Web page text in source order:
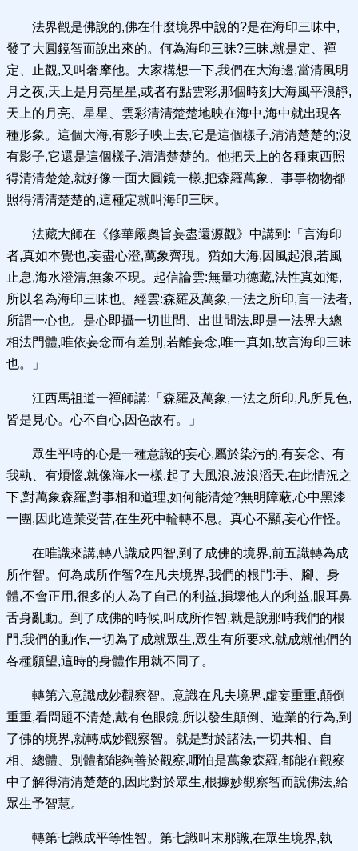
法界觀是佛說的,佛在什麼境界中說的?是在海印三昧中,
發了大圓鏡智而說出來的。何為海印三昧?三昧,就是定、禪
定、止觀,又叫奢摩他。大家構想一下,我們在大海邊,當清風明
月之夜,天上是月亮星星,或者有點雲彩,那個時刻大海風平浪靜,
天上的月亮、星星、雲彩清清楚楚地映在海中,海中就出現各
種形象。這個大海,有影子映上去,它是這個樣子,清清楚楚的;沒
有影子,它還是這個樣子,清清楚楚的。他把天上的各種東西照
得清清楚楚,就好像一面大圓鏡一樣,把森羅萬象、事事物物都
照得清清楚楚的,這種定就叫海印三昧。
法藏大師在《修華嚴奧旨妄盡還源觀》中講到:「言海印
者,真如本覺也,妄盡心澄,萬象齊現。猶如大海,因風起浪,若風
止息,海水澄清,無象不現。起信論雲:無量功德藏,法性真如海,
所以名為海印三昧也。經雲:森羅及萬象,一法之所印,言一法者,
所謂一心也。是心即攝一切世間、出世間法,即是一法界大總
相法門體,唯依妄念而有差別,若離妄念,唯一真如,故言海印三昧
也。」
江西馬祖道一禪師講:「森羅及萬象,一法之所印,凡所見色,
皆是見心。心不自心,因色故有。」
眾生平時的心是一種意識的妄心,屬於染污的,有妄念、有
我執、有煩惱,就像海水一樣,起了大風浪,波浪滔天,在此情況之
下,對萬象森羅,對事相和道理,如何能清楚?無明障蔽,心中黑漆
一團,因此造業受苦,在生死中輪轉不息。真心不顯,妄心作怪。
在唯識來講,轉八識成四智,到了成佛的境界,前五識轉為成
所作智。何為成所作智?在凡夫境界,我們的根門:手、腳、身
體,不會正用,很多的人為了自己的利益,損壞他人的利益,眼耳鼻
舌身亂動。到了成佛的時候,叫成所作智,就是說那時我們的根
門,我們的動作,一切為了成就眾生,眾生有所要求,就成就他們的
各種願望,這時的身體作用就不同了。
轉第六意識成妙觀察智。意識在凡夫境界,虛妄重重,顛倒
重重,看問題不清楚,戴有色眼鏡,所以發生顛倒、造業的行為,到
了佛的境界,就轉成妙觀察智。就是對於諸法,一切共相、自
相、總體、別體都能夠善於觀察,哪怕是萬象森羅,都能在觀察
中了解得清清楚楚的,因此對於眾生,根據妙觀察智而說佛法,給
眾生予智慧。
轉第七識成平等性智。第七識叫末那識,在眾生境界,執